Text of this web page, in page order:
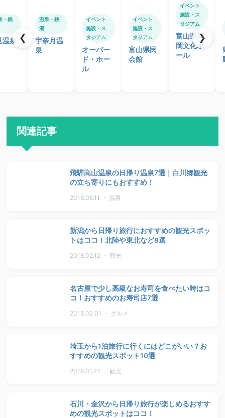
・銭
温泉
温泉・銭
湯
宇奈月温
泉
イベント
施設・ス
タジアム
オーバー
ド・ホー
ル
イベント
施設・ス
タジアム
富山県民
会館
イベント
施設・ス
タジアム
富山県高
岡文化ホ
ール
❮ ❯
関連記事
飛騨高山温泉の日帰り温泉7選｜白川郷観光
の立ち寄りにもおすすめ！
2018.06.11 ・ 温泉
新潟から日帰り旅行におすすめの観光スポッ
トはココ！北陸や東北など8選
2018.02.12 ・ 観光
名古屋で少し高級なお寿司を食べたい時はコ
コ！おすすめのお寿司店7選
2018.02.01 ・ グルメ
埼玉から1泊旅行に行くにはどこがいい？お
すすめの観光スポット10選
2018.01.27 ・ 観光
石川・金沢から日帰り旅行が楽しめるおすす
めの観光スポットはココ！